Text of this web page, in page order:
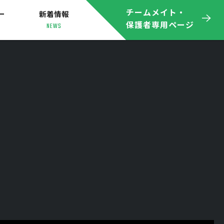
新着情報
NEWS
チームメイト・
保護者専用ページ